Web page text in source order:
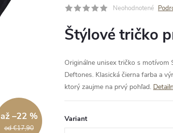
od €17,90
až –22 %
Neohodnotené
Štýlové tričko
Originálne unisex tričko s motívom
Deftones. Klasická čierna farba a
ktorý zaujme na prvý pohľad.
Variant